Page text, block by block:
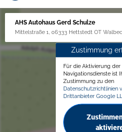
AHS Autohaus Gerd Schulze
Mittelstraße 1, 06333 Hettstedt OT
Zustimmung
Für die Aktivierung
Navigationsdienste ist
Zustimmung zu den
Datenschutzrichtlinien
Drittanbieter Google